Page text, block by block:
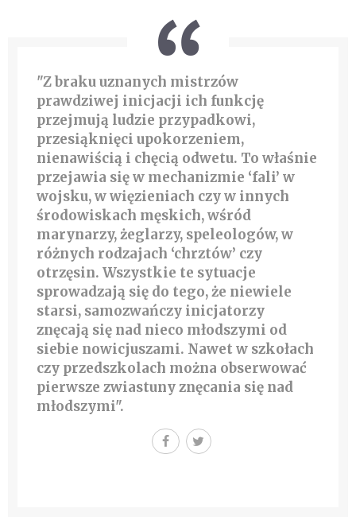
"Z braku uznanych mistrzów
prawdziwej inicjacji ich funkcję
przejmują ludzie przypadkowi,
przesiąknięci upokorzeniem,
nienawiścią i chęcią odwetu. To właśnie
przejawia się w mechanizmie ‘fali’ w
wojsku, w więzieniach czy w innych
środowiskach męskich, wśród
marynarzy, żeglarzy, speleologów, w
różnych rodzajach ‘chrztów’ czy
otrzęsin. Wszystkie te sytuacje
sprowadzają się do tego, że niewiele
starsi, samozwańczy inicjatorzy
znęcają się nad nieco młodszymi od
siebie nowicjuszami. Nawet w szkołach
czy przedszkolach można obserwować
pierwsze zwiastuny znęcania się nad
młodszymi".